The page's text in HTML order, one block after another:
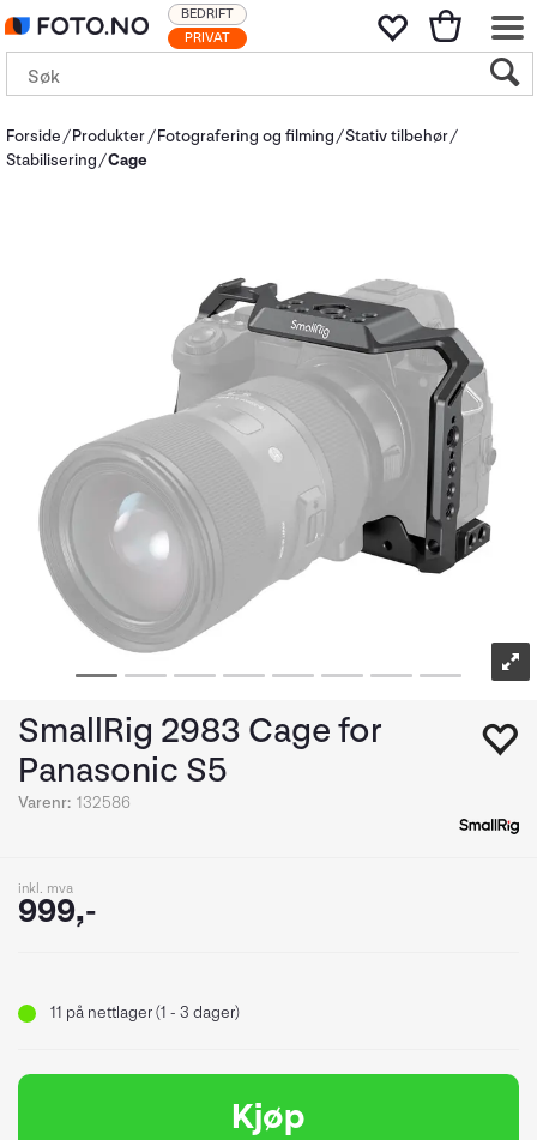
PRIVAT
BEDRIFT
Forside Produkter Fotografering og filming Stativ tilbehør
Stabilisering
Cage
SmallRig 2983 Cage for
Panasonic S5
Varenr: 132586
inkl. mva
999,-
11 på nettlager (1 - 3 dager)
Kjøp